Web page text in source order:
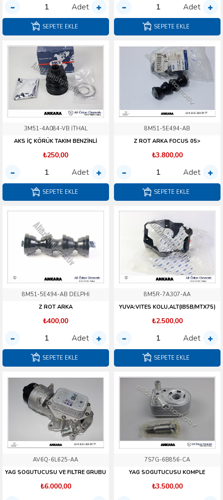
Adet
SEPETE EKLE
Adet
SEPETE EKLE
3M51-4A084-VB İTHAL
AKS İÇ KÖRÜK TAKIM BENZİNLİ
₺250,00
Adet
SEPETE EKLE
8M51-5E494-AB
Z ROT ARKA FOCUS 05>
₺3.800,00
Adet
SEPETE EKLE
8M51-5E494-AB DELPHİ
Z ROT ARKA
₺400,00
Adet
SEPETE EKLE
8M5R-7A307-AA
YUVA:VITES KOLU,ALT(IB5B/MTX75)
₺2.500,00
Adet
SEPETE EKLE
AV6Q-6L625-AA
YAG SOGUTUCUSU VE FILTRE GRUBU
₺6.000,00
7S7G-6B856-CA
YAG SOGUTUCUSU KOMPLE
₺3.500,00